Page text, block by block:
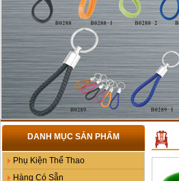
DANH MỤC SẢN PHẨM
Phụ Kiện Thể Thao
Hàng Có Sẵn